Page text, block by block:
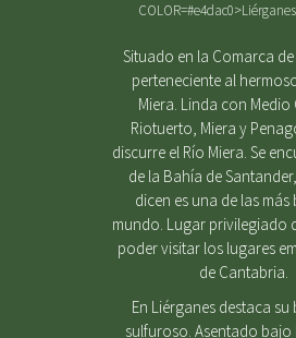
Situado en la Comarca de
perteneciente al
Miera. Linda con Medio
Riotuerto, Miera y
discurre el Río Miera. Se
de la Bahía de
dicen es una de las más
mundo. Lugar privilegiado
poder visitar los lugares
de Cantabria.
En Liérganes destaca
sulfuroso. Asentado bajo